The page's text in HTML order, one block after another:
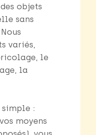
objets
sans
variés,
le
la
:
moyens